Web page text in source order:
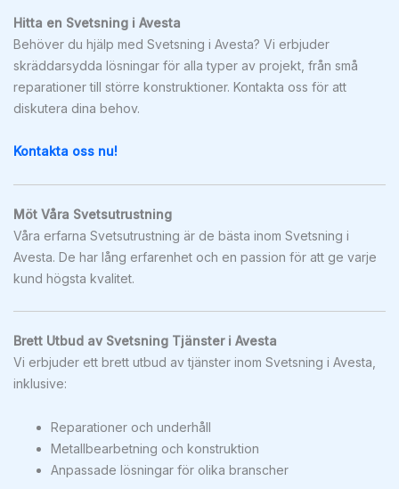
Hitta en Svetsning i Avesta
Behöver du hjälp med Svetsning i Avesta? Vi erbjuder
skräddarsydda lösningar för alla typer av projekt, från små
reparationer till större konstruktioner. Kontakta oss för att
diskutera dina behov.
Kontakta oss nu!
Möt Våra Svetsutrustning
Våra erfarna Svetsutrustning är de bästa inom Svetsning i
Avesta. De har lång erfarenhet och en passion för att ge varje
kund högsta kvalitet.
Brett Utbud av Svetsning Tjänster i Avesta
Vi erbjuder ett brett utbud av tjänster inom Svetsning i Avesta,
inklusive:
Reparationer och underhåll
Metallbearbetning och konstruktion
Anpassade lösningar för olika branscher